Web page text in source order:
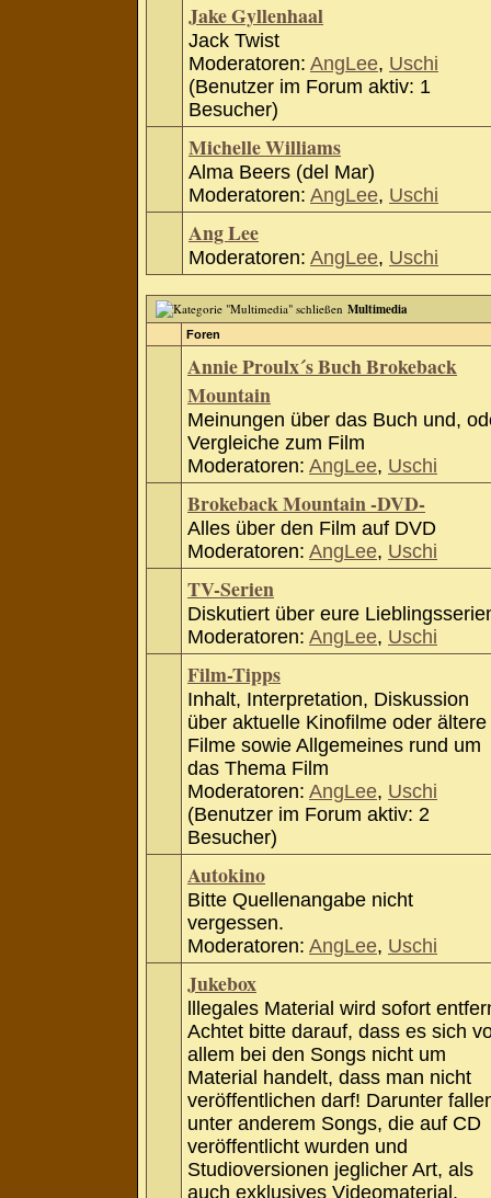
Jake Gyllenhaal
Jack Twist
Moderatoren: AngLee, Uschi
(Benutzer im Forum aktiv: 1
Besucher)
Michelle Williams
Alma Beers (del Mar)
Moderatoren: AngLee, Uschi
Ang Lee
Moderatoren: AngLee, Uschi
Multimedia
Foren
Annie Proulx´s Buch Brokeback
Mountain
Meinungen über das Buch und,
Vergleiche zum Film
Moderatoren: AngLee, Uschi
Brokeback Mountain -DVD-
Alles über den Film auf DVD
Moderatoren: AngLee, Uschi
TV-Serien
Diskutiert über eure
Moderatoren: AngLee, Uschi
Film-Tipps
Inhalt, Interpretation, Diskussion
über aktuelle Kinofilme oder ältere
Filme sowie Allgemeines rund um
das Thema Film
Moderatoren: AngLee, Uschi
(Benutzer im Forum aktiv: 2
Besucher)
Autokino
Bitte Quellenangabe nicht
vergessen.
Moderatoren: AngLee, Uschi
Jukebox
lllegales Material wird sofort
Achtet bitte darauf, dass es sich
allem bei den Songs nicht um
Material handelt, dass man nicht
veröffentlichen darf! Darunter
unter anderem Songs, die auf CD
veröffentlicht wurden und
Studioversionen jeglicher Art, als
auch exklusives Videomaterial.